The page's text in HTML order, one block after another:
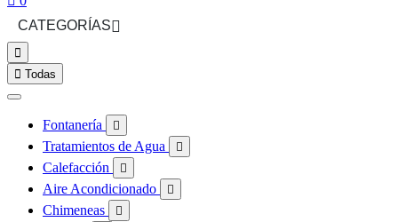
CATEGORÍAS

 Todas
Fontanería 
Tratamientos de Agua 
Calefacción 
Aire Acondicionado 
Chimeneas 